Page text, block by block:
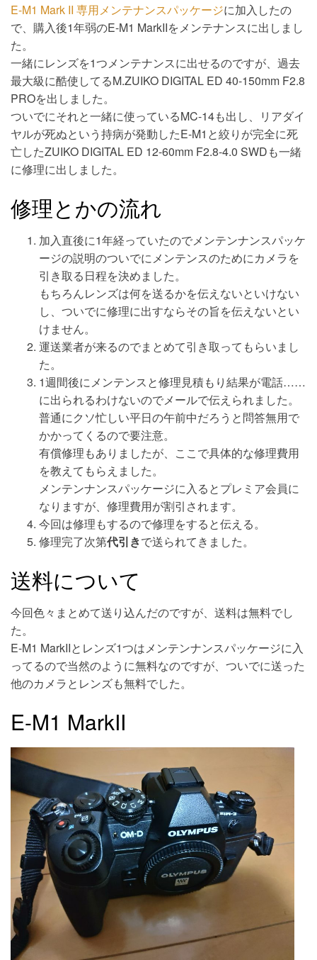
E-M1 Mark II 専用メンテナンスパッケージに加入したの
で、購入後1年弱のE-M1 MarkIIをメンテナンスに出しまし
た。
一緒にレンズを1つメンテナンスに出せるのですが、過去
最大級に酷使してるM.ZUIKO DIGITAL ED 40-150mm F2.8
PROを出しました。
ついでにそれと一緒に使っているMC-14も出し、リアダイ
ヤルが死ぬという持病が発動したE-M1と絞りが完全に死
亡したZUIKO DIGITAL ED 12-60mm F2.8-4.0 SWDも一緒
に修理に出しました。
修理とかの流れ
加入直後に1年経っていたのでメンテンナンスパッケ
ージの説明のついでにメンテンスのためにカメラを
引き取る日程を決めました。
もちろんレンズは何を送るかを伝えないといけない
し、ついでに修理に出すならその旨を伝えないとい
けません。
運送業者が来るのでまとめて引き取ってもらいまし
た。
1週間後にメンテンスと修理見積もり結果が電話……
に出られるわけないのでメールで伝えられました。
普通にクソ忙しい平日の午前中だろうと問答無用で
かかってくるので要注意。
有償修理もありましたが、ここで具体的な修理費用
を教えてもらえました。
メンテンナンスパッケージに入るとプレミア会員に
なりますが、修理費用が割引されます。
今回は修理もするので修理をすると伝える。
修理完了次第代引きで送られてきました。
送料について
今回色々まとめて送り込んだのですが、送料は無料でし
た。
E-M1 MarkIIとレンズ1つはメンテンナンスパッケージに入
ってるので当然のように無料なのですが、ついでに送った
他のカメラとレンズも無料でした。
E-M1 MarkII